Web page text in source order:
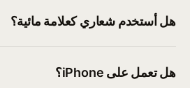
هل أستخدم شعاري كعلامة مائية؟
هل تعمل على iPhone؟